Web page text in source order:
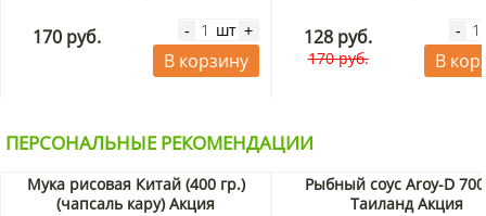
170 руб. - шт +
В корзину
128 руб.
170 руб.
-
В
ПЕРСОНАЛЬНЫЕ РЕКОМЕНДАЦИИ
Мука рисовая Китай (400 гр.)
(чапсаль кару) Акция
Рыбный соус Aroy-D
Таиланд Акция